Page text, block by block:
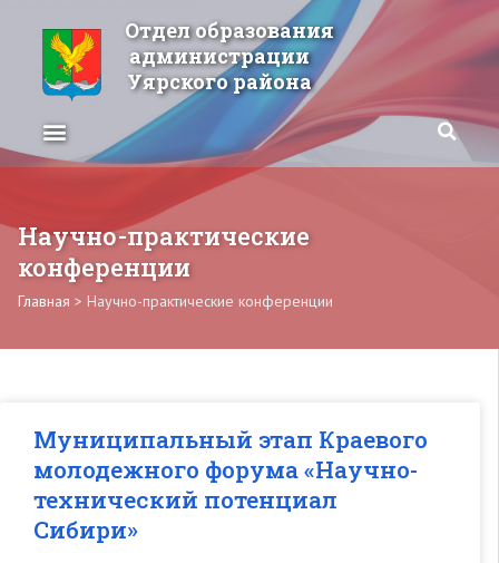
Отдел образования
администрации
Уярского района
Научно-практические
конференции
Главная > Научно-практические конференции
Муниципальный этап Краевого
молодежного форума «Научно-
технический потенциал
Сибири»